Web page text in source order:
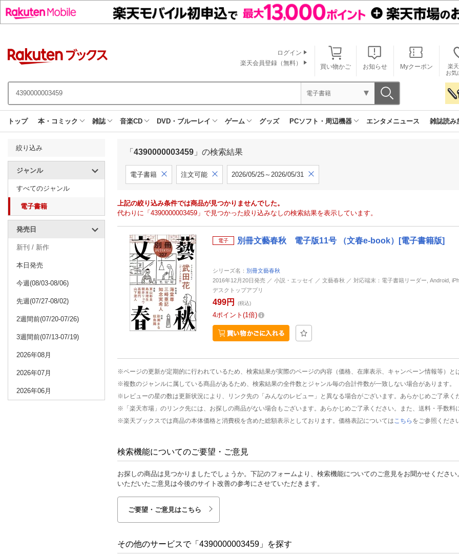
買い物かご お知らせ Myクーポン
楽
お気
ログイン
楽天会員登録（無料）
電子書籍
トップ 本・コミック 雑誌 音楽CD DVD・ブルーレイ ゲーム グッズ PCソフト・周辺機器 エンタメニュース 雑誌読み
絞り込み
ジャンル
すべてのジャンル
電子書籍
発売日
新刊 / 新作
本日発売
今週(08/03-08/06)
先週(07/27-08/02)
2週間前(07/20-07/26)
3週間前(07/13-07/19)
2026年08月
2026年07月
2026年06月
「 4390000003459 」の検索結果
電子書籍 注文可能 2026/05/25～2026/05/31
上記の絞り込み条件では商品が見つかりませんでした。
代わりに「4390000003459」で見つかった絞り込みなしの検索結果を表示しています。
電子 別冊文藝春秋 電子版11号 （文春e-book）[電子書籍版]
シリーズ名： 別冊文藝春秋
2016年12月20日発売 ／ 小説・エッセイ ／ 文藝春秋 ／ 対応端末：電子書籍リーダー, Android,
デスクトップアプリ
499円 (税込)
4ポイント 1倍
※ページの更新が定期的に行われているため、検索結果が実際のページの内容（価格、在庫表示、キャンペーン情報等）と
※複数のジャンルに属している商品があるため、検索結果の全件数とジャンル毎の合計件数が一致しない場合があります。
※レビューの星の数は更新状況により、リンク先の「みんなのレビュー」と異なる場合がございます。あらかじめご了承く
※「楽天市場」のリンク先には、お探しの商品がない場合もございます。あらかじめご了承ください。また、送料・手数料
※楽天ブックスでは商品の本体価格と消費税を含めた総額表示としております。価格表記については こちら をご参照くださ
検索機能についてのご要望・ご意見
お探しの商品は見つかりましたでしょうか。下記のフォームより、検索機能についてのご意見をお聞かせください
いただいたご意見は今後のサイト改善の参考にさせていただきます。
ご要望・ご意見はこちら
その他のサービスで「4390000003459」を探す